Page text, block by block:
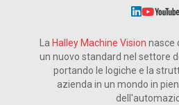
La Halley Machine Vision nasce
un nuovo standard nel settore
portando le logiche e la
azienda in un mondo in